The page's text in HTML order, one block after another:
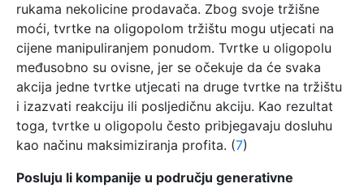
rukama nekolicine prodavača. Zbog svoje tržišne
moći, tvrtke na oligopolom tržištu mogu utjecati na
cijene manipuliranjem ponudom. Tvrtke u oligopolu
međusobno su ovisne, jer se očekuje da će svaka
akcija jedne tvrtke utjecati na druge tvrtke na tržištu
i izazvati reakciju ili posljedičnu akciju. Kao rezultat
toga, tvrtke u oligopolu često pribjegavaju dosluhu
kao načinu maksimiziranja profita. (7)
Posluju li kompanije u području generativne